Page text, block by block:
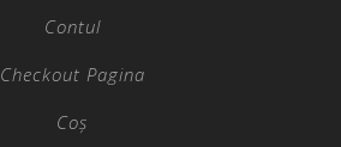
Contul
Checkout Pagina
Coș